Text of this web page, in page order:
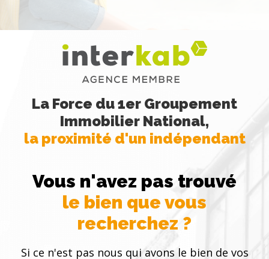
La Force du 1er Groupement
Immobilier National,
la proximité d'un indépendant
Vous n'avez pas trouvé
le bien que vous
recherchez ?
Si ce n'est pas nous qui avons le bien de vos